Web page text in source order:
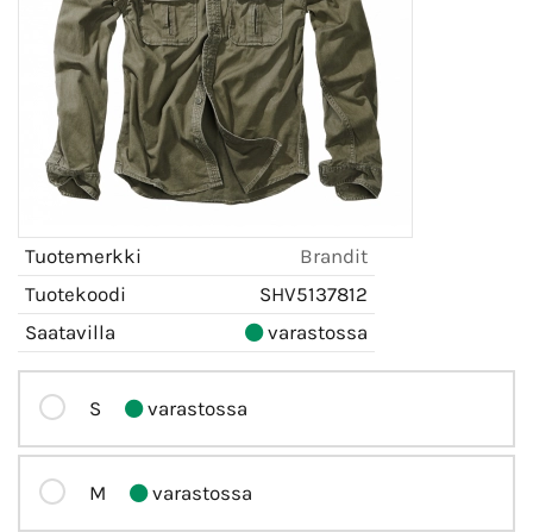
Tuotemerkki
Brandit
Tuotekoodi
SHV5137812
Saatavilla
varastossa
S varastossa
M varastossa